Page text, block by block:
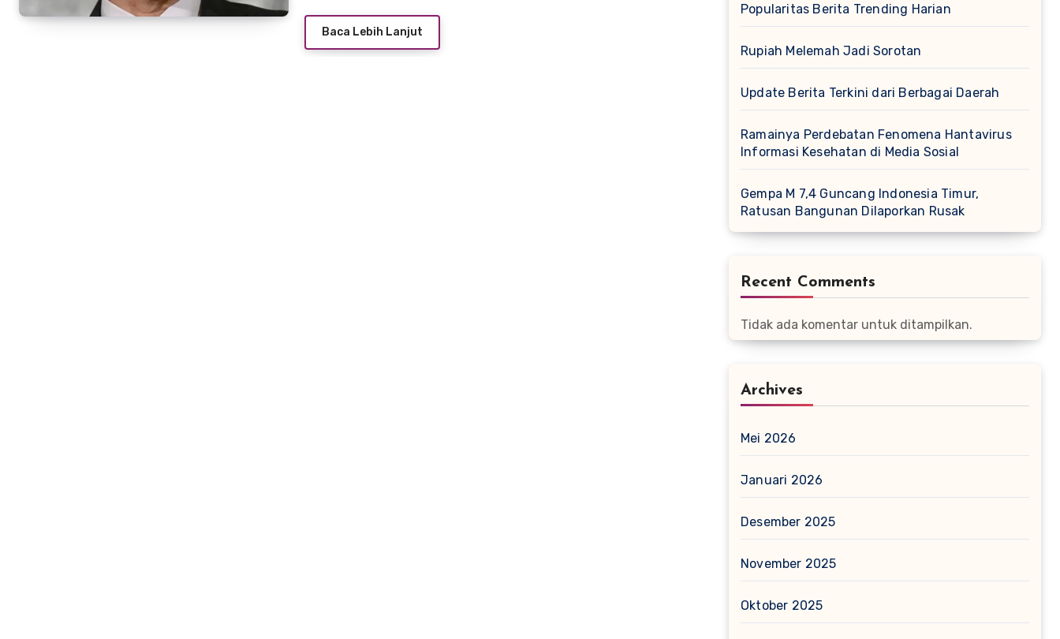
Baca Lebih Lanjut
Popularitas Berita Trending Harian
Rupiah Melemah Jadi Sorotan
Update Berita Terkini dari Berbagai Daerah
Ramainya Perdebatan Fenomena Hantavirus
Informasi Kesehatan di Media Sosial
Gempa M 7,4 Guncang Indonesia Timur,
Ratusan Bangunan Dilaporkan Rusak
Recent Comments
Tidak ada komentar untuk ditampilkan.
Archives
Mei 2026
Januari 2026
Desember 2025
November 2025
Oktober 2025